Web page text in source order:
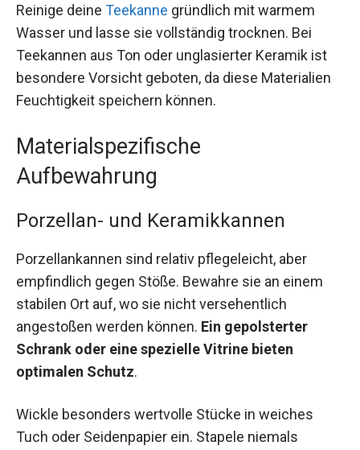
Reinige deine Teekanne gründlich mit warmem
Wasser und lasse sie vollständig trocknen. Bei
Teekannen aus Ton oder unglasierter Keramik ist
besondere Vorsicht geboten, da diese Materialien
Feuchtigkeit speichern können.
Materialspezifische
Aufbewahrung
Porzellan- und Keramikkannen
Porzellankannen sind relativ pflegeleicht, aber
empfindlich gegen Stöße. Bewahre sie an einem
stabilen Ort auf, wo sie nicht versehentlich
angestoßen werden können. Ein gepolsterter
Schrank oder eine spezielle Vitrine bieten
optimalen Schutz.
Wickle besonders wertvolle Stücke in weiches
Tuch oder Seidenpapier ein. Stapele niemals